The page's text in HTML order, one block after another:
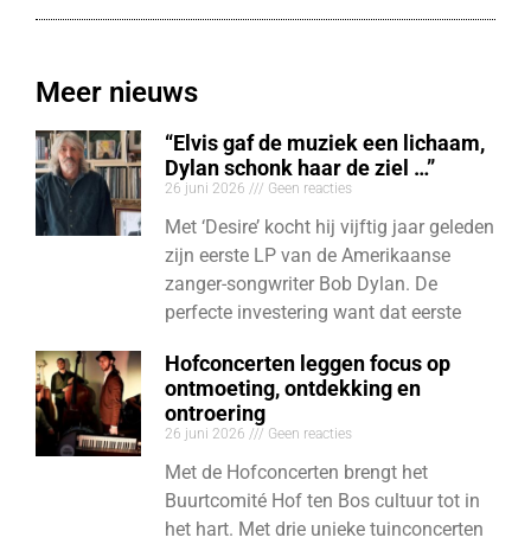
Meer nieuws
“Elvis gaf de muziek een lichaam,
Dylan schonk haar de ziel …”
26 juni 2026 Geen reacties
Met ‘Desire’ kocht hij vijftig jaar geleden
zijn eerste LP van de Amerikaanse
zanger-songwriter Bob Dylan. De
perfecte investering want dat eerste
Hofconcerten leggen focus op
ontmoeting, ontdekking en
ontroering
26 juni 2026 Geen reacties
Met de Hofconcerten brengt het
Buurtcomité Hof ten Bos cultuur tot in
het hart. Met drie unieke tuinconcerten